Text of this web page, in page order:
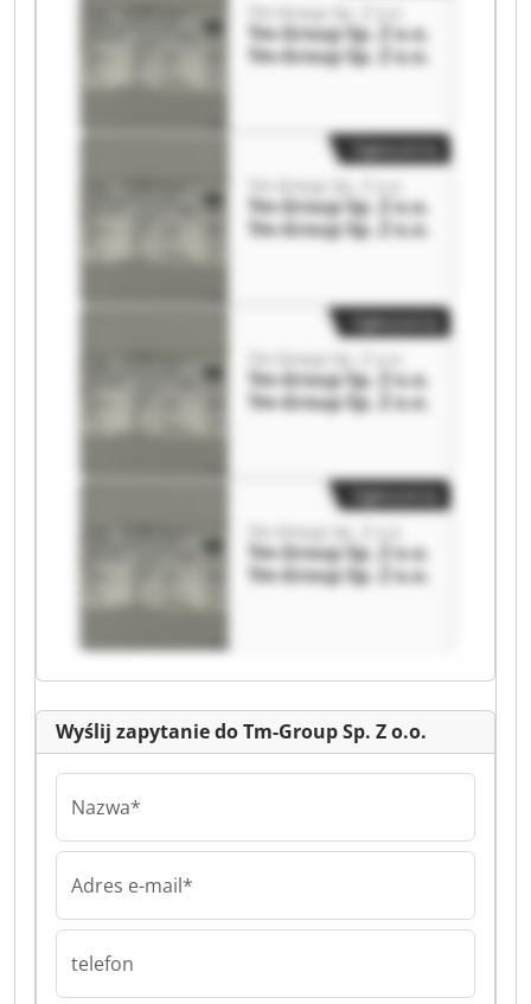
Tm-Group Sp. Z o.o.
Tm-Group Sp. Z o.o.
Tm-Group Sp. Z o.o.
Tm-Group Sp. Z o.o.
Tm-Group Sp. Z o.o.
Tm-Group Sp. Z o.o.
Ogłoszenia
Tm-Group Sp. Z o.o.
Tm-Group Sp. Z o.o.
Tm-Group Sp. Z o.o.
Ogłoszenia
Tm-Group Sp. Z o.o.
Tm-Group Sp. Z o.o.
Tm-Group Sp. Z o.o.
Ogłoszenia
Wyślij zapytanie do Tm-Group Sp. Z o.o.
Nazwa*
Adres e-mail*
telefon